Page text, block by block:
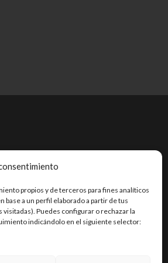
propios y de terceros para fines analíticos
base a un perfil elaborado a partir de tus
visitadas). Puedes configurar o rechazar la
indicándolo en el siguiente selector:
s/n,
de La Laguna